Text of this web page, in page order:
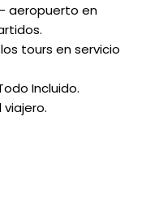
aeropuerto en
tours en servicio
Incluido.